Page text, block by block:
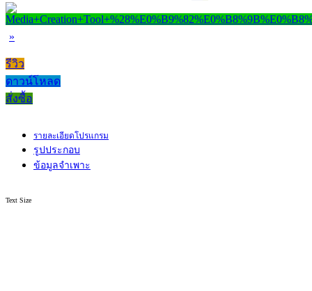
»
รีวิว
ดาวน์โหลด
สั่งซื้อ
รายละเอียดโปรแกรม
รูปประกอบ
ข้อมูลจำเพาะ
Text Size